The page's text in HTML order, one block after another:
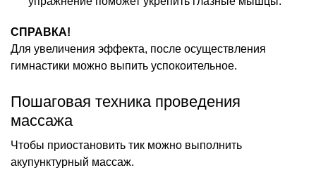
СПРАВКА!
Для увеличения эффекта, после осуществления
гимнастики можно выпить успокоительное.
Пошаговая техника проведения
массажа
Чтобы приостановить тик можно выполнить
акупунктурный массаж.